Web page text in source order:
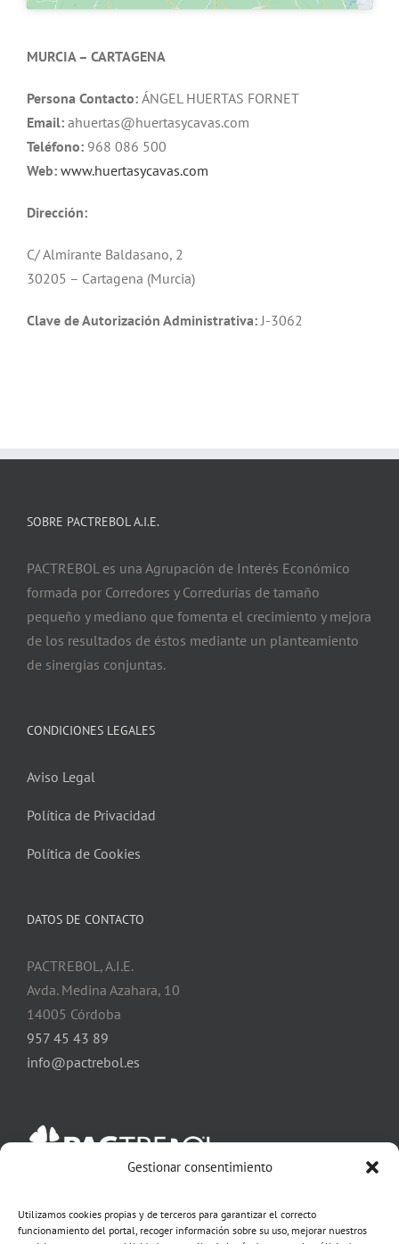
Gestionar consentimiento
Utilizamos cookies propias y de terceros para garantizar el correcto
funcionamiento del portal, recoger información sobre su uso, mejorar nuestros
MURCIA – CARTAGENA
Persona Contacto: ÁNGEL HUERTAS FORNET
Email: ahuertas@huertasycavas.com
Teléfono: 968 086 500
Web: www.huertasycavas.com
Dirección:
C/ Almirante Baldasano, 2
30205 – Cartagena (Murcia)
Clave de Autorización Administrativa: J-3062
SOBRE PACTREBOL A.I.E.
PACTREBOL es una Agrupación de Interés Económico
formada por Corredores y Corredurías de tamaño
pequeño y mediano que fomenta el crecimiento y mejora
de los resultados de éstos mediante un planteamiento
de sinergias conjuntas.
CONDICIONES LEGALES
Aviso Legal
Política de Privacidad
Política de Cookies
DATOS DE CONTACTO
PACTREBOL, A.I.E.
Avda. Medina Azahara, 10
14005 Córdoba
957 45 43 89
info@pactrebol.es
SÍGUENOS EN NUESTRAS RRSS: